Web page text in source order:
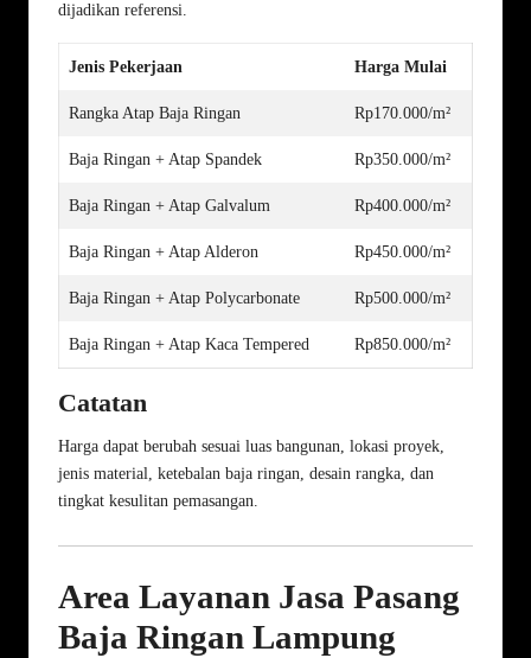
dijadikan referensi.
Jenis Pekerjaan Harga Mulai
Rangka Atap Baja Ringan Rp170.000/m²
Baja Ringan + Atap Spandek Rp350.000/m²
Baja Ringan + Atap Galvalum Rp400.000/m²
Baja Ringan + Atap Alderon Rp450.000/m²
Baja Ringan + Atap Polycarbonate Rp500.000/m²
Baja Ringan + Atap Kaca Tempered Rp850.000/m²
Catatan
Harga dapat berubah sesuai luas bangunan, lokasi proyek,
jenis material, ketebalan baja ringan, desain rangka, dan
tingkat kesulitan pemasangan.
Area Layanan Jasa Pasang
Baja Ringan Lampung